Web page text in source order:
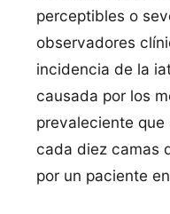
perceptibles o
observadores
incidencia de la
causada por los
prevaleciente
cada diez camas
por un paciente